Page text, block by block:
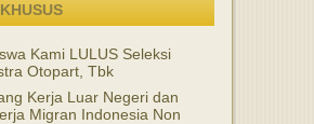
Kami LULUS Seleksi
Otopart, Tbk
Kerja Luar Negeri dan
Migran Indonesia Non